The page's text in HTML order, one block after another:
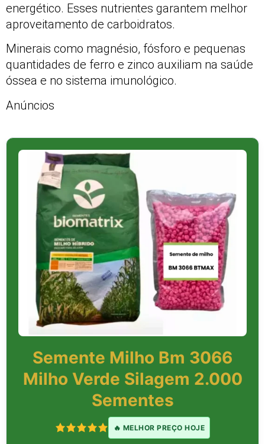
energético. Esses nutrientes garantem melhor
aproveitamento de carboidratos.
Minerais como magnésio, fósforo e pequenas
quantidades de ferro e zinco auxiliam na saúde
óssea e no sistema imunológico.
Anúncios
Semente Milho Bm 3066
Milho Verde Silagem 2.000
Sementes
🔥 MELHOR PREÇO HOJE